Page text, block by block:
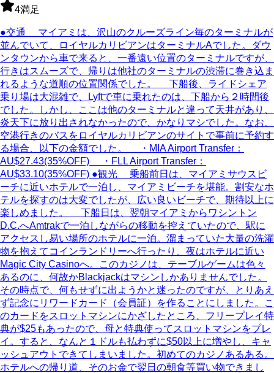
4満足
●交通 マイアミは、沢山のクルーズライン毎のターミナルが
並んでいて、ロイヤルカリビアンはターミナルAでした。ダウ
ンタウンから車で来ると、一番遠い位置のターミナルですが、
行きはスムーズで、帰りは他社のターミナルの渋滞に巻き込ま
れるような道順の位置関係でした。 下船後、ライドシェア
乗り場は大混雑で、Lyftで車に乗れたのは、下船から２時間後
でした。しかし、ここは他のターミナルと違って天井があり、
炎天下に放り出されなかったので、かなりマシでした。なお、
空港行きのバスをロイヤルカリビアンのサイトで事前に予約す
る場合、以下の金額でした。 ・MIA Airport Transfer：
AU$27.43(35%OFF) ・FLL Airport Transfer：
AU$33.10(35%OFF) ●観光 乗船前日は、マイアミサウスビ
ーチに近いホテルで一泊し、マイアミビーチを堪能。割安なホ
テルを探すのは大変でしたが、広い良いビーチで、期待以上に
楽しめました。 下船日は、翌朝マイアミからワシントン
D.C.へAmtrakで一泊しながらの移動を控えていたので、駅に
アクセスし易い場所のホテルに一泊。溜まっていた大量の洗濯
物を抱えてコインランドリーへ行ったり、夜はホテルに近い
Magic City Casinoへ。このカジノは、テーブルゲームは色々
あるのに、何故かBlackjackはマシンしかありませんでした。
その時点で、何もせずに出ようかと迷ったのですが、とりあえ
ず記念にリワードカード（会員証）を作ることにしました。こ
のカードをスロットマシンにかざしたところ、フリープレイ特
典が$25もあったので、母と特典使ってスロットマシンをプレ
イ。すると、なんと１ドルも払わずに$50以上に増やし、キャ
ッシュアウトできてしまいました。初めてのカジノあるある。
ホテルへの帰り道、そのお金で翌日の朝食等買い物できまし